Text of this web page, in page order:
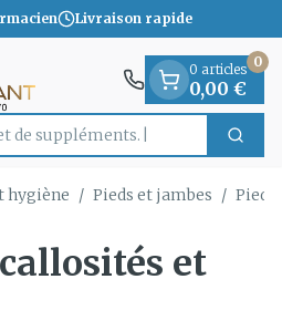
Livraison rapide
0 articles
0,00 €
0
hygiène / Pieds et jambes / Pieds
et